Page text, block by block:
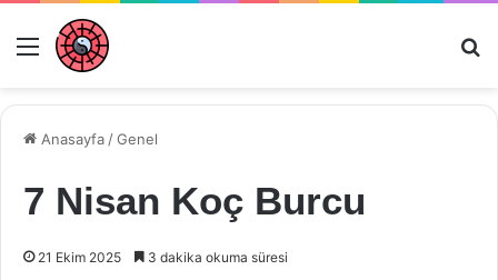
Menü
Anasayfa /Genel
7 Nisan Koç Burcu
21 Ekim 2025 3 dakika okuma süresi